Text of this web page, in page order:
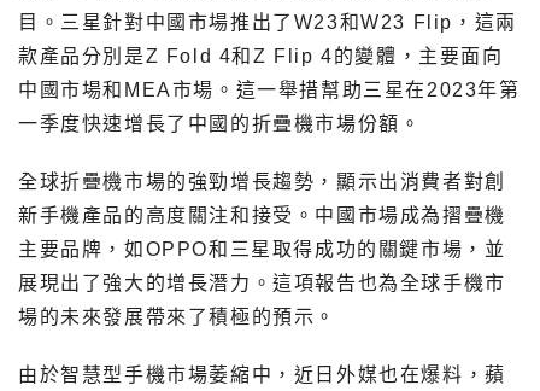
目。三星針對中國市場推出了W23和W23 Flip，這兩
款產品分別是Z Fold 4和Z Flip 4的變體，主要面向
中國市場和MEA市場。這一舉措幫助三星在2023年第
一季度快速增長了中國的折疊機市場份額。
全球折疊機市場的強勁增長趨勢，顯示出消費者對創
新手機產品的高度關注和接受。中國市場成為摺疊機
主要品牌，如OPPO和三星取得成功的關鍵市場，並
展現出了強大的增長潛力。這項報告也為全球手機市
場的未來發展帶來了積極的預示。
由於智慧型手機市場萎縮中，近日外媒也在爆料，蘋